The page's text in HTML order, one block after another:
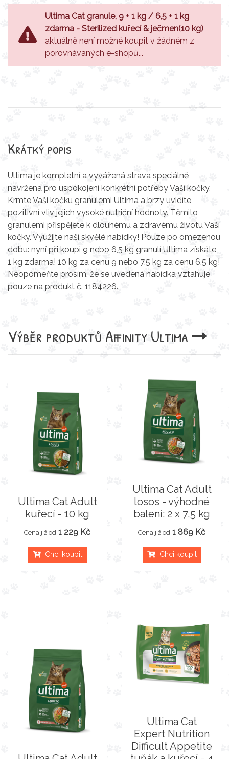
Ultima Cat granule, 9 + 1 kg / 6,5 + 1 kg
zdarma - Sterilized kuřecí & ječmen(10 kg)
aktuálně není možné koupit v žádném z
porovnávaných e-shopů...
Krátký popis
Ultima je kompletní a vyvážená strava speciálně
navržena pro uspokojení konkrétní potřeby Vaší kočky.
Krmte Vaši kočku granulemi Ultima a brzy uvidíte
pozitivní vliv jejich vysoké nutriční hodnoty. Těmito
granulemi přispějete k dlouhému a zdravému životu Vaší
kočky. Využijte naší skvělé nabídky! Pouze po omezenou
dobu: nyní při koupi 9 nebo 6,5 kg granulí Ultima získáte
1 kg zdarma! 10 kg za cenu 9 nebo 7,5 kg za cenu 6,5 kg!
Neopomeňte prosím, že se uvedená nabídka vztahuje
pouze na produkt č. 1184226.
Výběr produktů Affinity Ultima
Ultima Cat Adult
kuřecí - 10 kg
Cena již od 1 229 Kč
Chci koupit
Ultima Cat Adult
losos - výhodné
balení: 2 x 7,5 kg
Cena již od 1 869 Kč
Chci koupit
Ultima Cat
Expert Nutrition
Difficult Appetite